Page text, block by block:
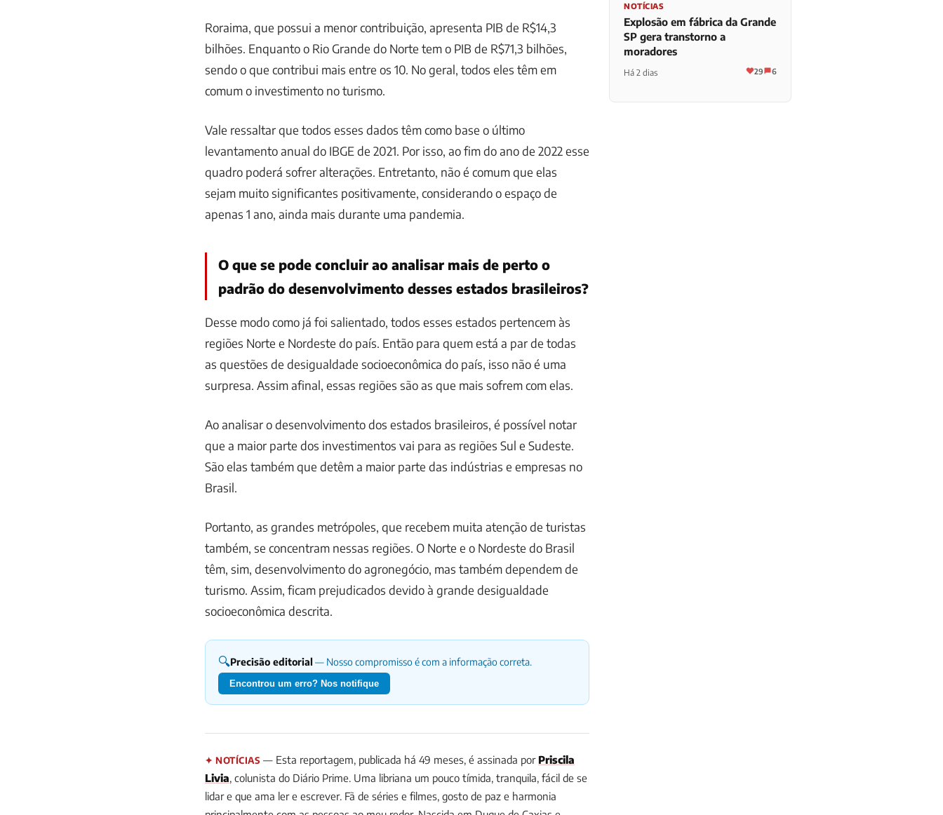
Roraima, que possui a menor contribuição, apresenta PIB de R$14,3
bilhões. Enquanto o Rio Grande do Norte tem o PIB de R$71,3 bilhões,
sendo o que contribui mais entre os 10. No geral, todos eles têm em
comum o investimento no turismo.
Vale ressaltar que todos esses dados têm como base o último
levantamento anual do IBGE de 2021. Por isso, ao fim do ano de 2022 esse
quadro poderá sofrer alterações. Entretanto, não é comum que elas
sejam muito significantes positivamente, considerando o espaço de
apenas 1 ano, ainda mais durante uma pandemia.
O que se pode concluir ao analisar mais de perto o
padrão do desenvolvimento desses estados brasileiros?
Desse modo como já foi salientado, todos esses estados pertencem às
regiões Norte e Nordeste do país. Então para quem está a par de todas
as questões de desigualdade socioeconômica do país, isso não é uma
surpresa. Assim afinal, essas regiões são as que mais sofrem com elas.
Ao analisar o desenvolvimento dos estados brasileiros, é possível notar
que a maior parte dos investimentos vai para as regiões Sul e Sudeste.
São elas também que detêm a maior parte das indústrias e empresas no
Brasil.
Portanto, as grandes metrópoles, que recebem muita atenção de turistas
também, se concentram nessas regiões. O Norte e o Nordeste do Brasil
têm, sim, desenvolvimento do agronegócio, mas também dependem de
turismo. Assim, ficam prejudicados devido à grande desigualdade
socioeconômica descrita.
🔍Precisão editorial — Nosso compromisso é com a informação correta.
Encontrou um erro? Nos notifique
✦ NOTÍCIAS — Esta reportagem, publicada há 49 meses, é assinada por Priscila
Livia, colunista do Diário Prime. Uma libriana um pouco tímida, tranquila, fácil de se
lidar e que ama ler e escrever. Fã de séries e filmes, gosto de paz e harmonia
NOTÍCIAS
Explosão em fábrica da Grande
SP gera transtorno a
moradores
Há 2 dias 29 6